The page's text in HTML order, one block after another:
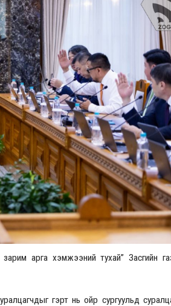
арга хэмжээний тухай” Засгийн
гэрт нь ойр сургуульд
Үзвэрийн хувиарууд